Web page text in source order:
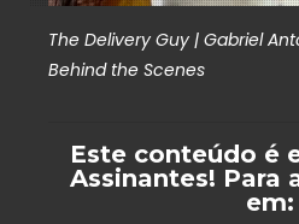
The Delivery Guy | Gabriel
Behind the Scenes
Este conteúdo é
Assinantes! Para
em: